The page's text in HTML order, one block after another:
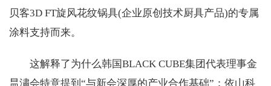
贝客3D FT旋风花纹锅具(企业原创技术厨具产品)的专属
涂料支持而来。
这解释了为什么韩国BLACK CUBE集团代表理事金
昷潚会特意提到“与新会深厚的产业合作基础”：依山科